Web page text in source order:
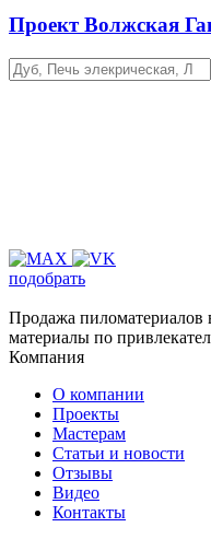
Проект Волжская
подобрать
Продажа пиломатериалов
материалы по
Компания
О компании
Проекты
Мастерам
Статьи и новости
Отзывы
Видео
Контакты